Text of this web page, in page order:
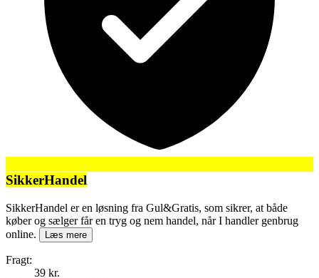
SikkerHandel
SikkerHandel er en løsning fra Gul&Gratis, som sikrer, at både
køber og sælger får en tryg og nem handel, når I handler genbrug
online.
Læs mere
Fragt:
39 kr.